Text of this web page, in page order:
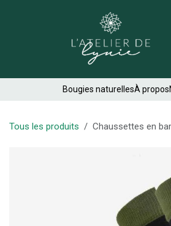
Bougies naturellesÀ propos
Tous les produits Chaussettes en